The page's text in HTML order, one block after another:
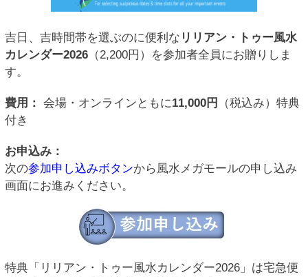
吉日、吉時間帯を選ぶのに便利な リリアン・トゥー風水
カレンダー2026（2,200円）を参加者全員にお贈りしま
す。
費用： 会場・オンラインともに11,000円
（税込み）特典
付き
お申込み：
次の参加申し込みボタンから風水メガモールの申し込み
画面にお進みください。
特典「リリアン・トゥー風水カレンダー2026」は宅急便